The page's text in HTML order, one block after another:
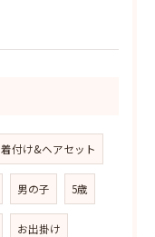
着付け&ヘアセット
男の子 5歳
お出掛け